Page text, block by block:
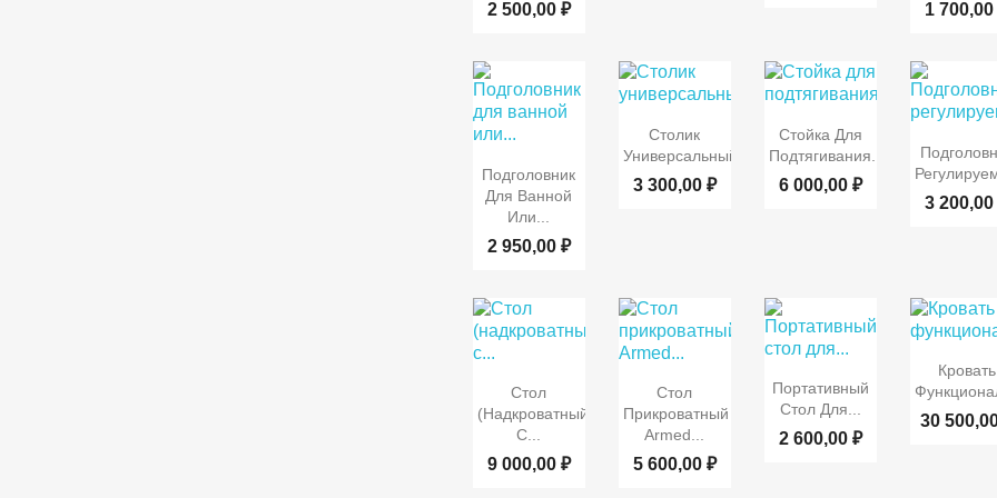
2 500,00 ₽ 1 700,00
 Быстрый
просмотр
Подголовник
Для Ванной
Или...
2 950,00 ₽
Быстрый
просмотр
Столик
Универсальный...
3 300,00 ₽
 Быстрый
просмотр
Стойка Для
Подтягивания...
6 000,00 ₽

3 200,00
Быстрый
просмотр
Стол
(надкроватный)
С...
9 000,00 ₽
Быстрый
просмотр
Стол
Прикроватный
Armed...
5 600,00 ₽
 Быстрый
просмотр
Портативный
Стол Для...
2 600,00 ₽
Кровать
30